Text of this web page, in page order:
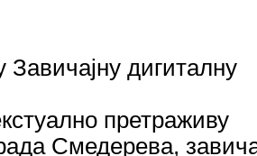
дигиталну
претраживу
Смедерева,